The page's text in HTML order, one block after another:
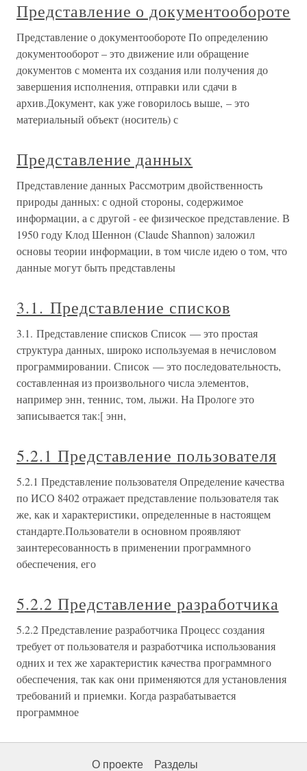
Представление о документообороте
Представление о документообороте По определению
документооборот – это движение или обращение
документов с момента их создания или получения до
завершения исполнения, отправки или сдачи в
архив.Документ, как уже говорилось выше, – это
материальный объект (носитель) с
Представление данных
Представление данных Рассмотрим двойственность
природы данных: с одной стороны, содержимое
информации, а с другой - ее физическое представление. В
1950 году Клод Шеннон (Claude Shannon) заложил
основы теории информации, в том числе идею о том, что
данные могут быть представлены
3.1. Представление списков
3.1. Представление списков Список — это простая
структура данных, широко используемая в нечисловом
программировании. Список — это последовательность,
составленная из произвольного числа элементов,
например энн, теннис, том, лыжи. На Прологе это
записывается так:[ энн,
5.2.1 Представление пользователя
5.2.1 Представление пользователя Определение качества
по ИСО 8402 отражает представление пользователя так
же, как и характеристики, определенные в настоящем
стандарте.Пользователи в основном проявляют
заинтересованность в применении программного
обеспечения, его
5.2.2 Представление разработчика
5.2.2 Представление разработчика Процесс создания
требует от пользователя и разработчика использования
одних и тех же характеристик качества программного
обеспечения, так как они применяются для установления
требований и приемки. Когда разрабатывается
программное
О проекте Разделы